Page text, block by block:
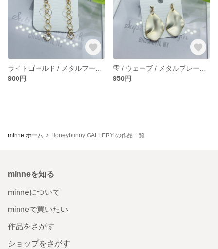
900円
950円
minne ホーム Honeybunny GALLERY の作品一覧
minneを知る
minneについて
minneで買いたい
作品をさがす
ショップをさがす